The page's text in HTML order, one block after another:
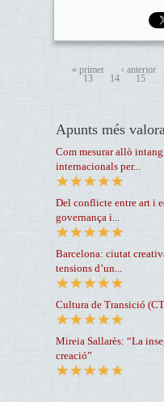
« primer ‹ anterior
13
14 15
Apunts més
Com mesurar allò
internacionals per...
Del conflicte entre art i
governança i...
Barcelona: ciutat
tensions d’un...
Cultura de Transició
Mireia Sallarès: “La
creació”